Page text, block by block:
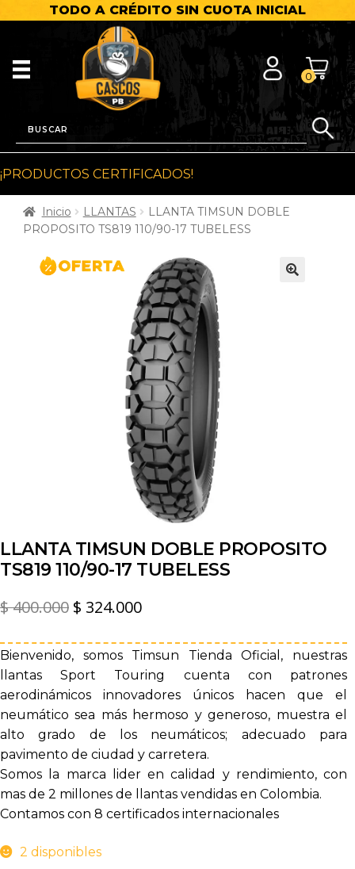
TODO A CRÉDITO SIN CUOTA INICIAL
0
¡PRODUCTOS CERTIFICADOS!
Inicio LLANTAS
LLANTA TIMSUN DOBLE
PROPOSITO TS819 110/90-17 TUBELESS
LLANTA TIMSUN DOBLE PROPOSITO
TS819 110/90-17 TUBELESS
$400.000 El
original
era:
$ 400.000.
$ 324.000El
actual
es:
$ 324.000.
Bienvenido, somos Timsun Tienda Oficial, nuestras
llantas Sport Touring cuenta con patrones
aerodinámicos innovadores únicos hacen que el
neumático sea más hermoso y generoso, muestra el
alto grado de los neumáticos; adecuado para
pavimento de ciudad y carretera.
Somos la marca lider en calidad y rendimiento, con
mas de 2 millones de llantas vendidas en Colombia.
Contamos con 8 certificados internacionales
2 disponibles